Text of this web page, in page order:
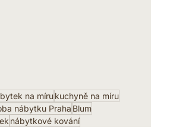
na mírukuchyně na míru
nábytku Praha Blum
nábytkové kování